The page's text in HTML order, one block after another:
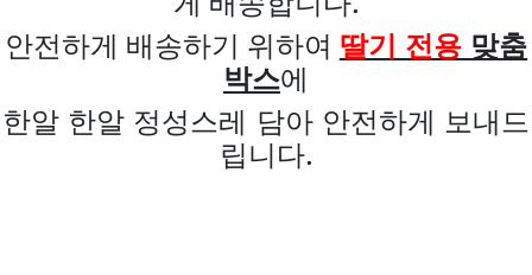
안전하게 배송하기 위하여 딸기 전용 맞춤
박스에
한알 한알 정성스레 담아 안전하게 보내드
립니다.